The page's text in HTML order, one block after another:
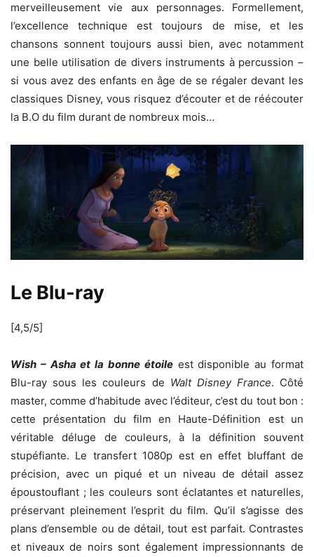
merveilleusement vie aux personnages. Formellement,
l’excellence technique est toujours de mise, et les
chansons sonnent toujours aussi bien, avec notamment
une belle utilisation de divers instruments à percussion –
si vous avez des enfants en âge de se régaler devant les
classiques Disney, vous risquez d’écouter et de réécouter
la B.O du film durant de nombreux mois…
Le Blu-ray
[4,5/5]
Wish – Asha et la bonne étoileest disponible au format
Blu-ray sous les couleurs de Walt Disney France. Côté
master, comme d’habitude avec l’éditeur, c’est du tout bon :
cette présentation du film en Haute-Définition est un
véritable déluge de couleurs, à la définition souvent
stupéfiante. Le transfert 1080p est en effet bluffant de
précision, avec un piqué et un niveau de détail assez
époustouflant ; les couleurs sont éclatantes et naturelles,
préservant pleinement l’esprit du film. Qu’il s’agisse des
plans d’ensemble ou de détail, tout est parfait. Contrastes
et niveaux de noirs sont également impressionnants de